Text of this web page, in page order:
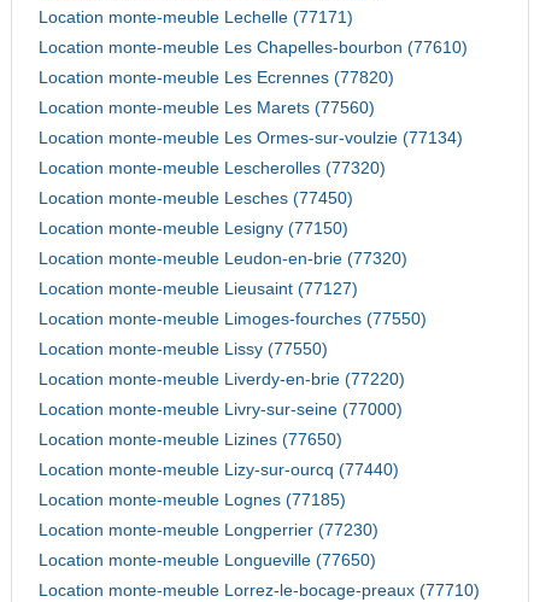
Location monte-meuble Lechelle (77171)
Location monte-meuble Les Chapelles-bourbon (77610)
Location monte-meuble Les Ecrennes (77820)
Location monte-meuble Les Marets (77560)
Location monte-meuble Les Ormes-sur-voulzie (77134)
Location monte-meuble Lescherolles (77320)
Location monte-meuble Lesches (77450)
Location monte-meuble Lesigny (77150)
Location monte-meuble Leudon-en-brie (77320)
Location monte-meuble Lieusaint (77127)
Location monte-meuble Limoges-fourches (77550)
Location monte-meuble Lissy (77550)
Location monte-meuble Liverdy-en-brie (77220)
Location monte-meuble Livry-sur-seine (77000)
Location monte-meuble Lizines (77650)
Location monte-meuble Lizy-sur-ourcq (77440)
Location monte-meuble Lognes (77185)
Location monte-meuble Longperrier (77230)
Location monte-meuble Longueville (77650)
Location monte-meuble Lorrez-le-bocage-preaux (77710)